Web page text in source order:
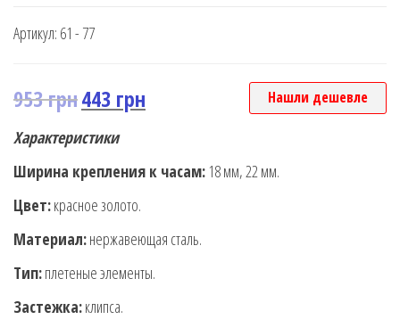
Артикул: 61 - 77
953грн443 грн Нашли дешевле
Характеристики
Ширина крепления к часам: 18 мм, 22 мм.
Цвет:красное золото.
Материал:нержавеющая сталь.
Тип:плетеные элементы.
Застежка:клипса.